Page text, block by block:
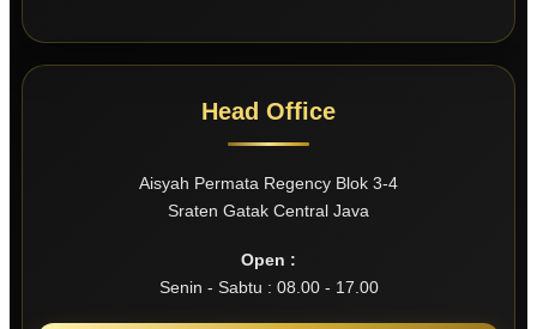
Head Office
Aisyah Permata Regency Blok 3-4
Sraten Gatak Central Java
Open :
Senin - Sabtu : 08.00 - 17.00